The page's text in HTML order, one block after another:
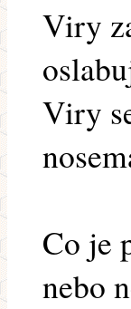
Viry
Viry
Co je
nebo